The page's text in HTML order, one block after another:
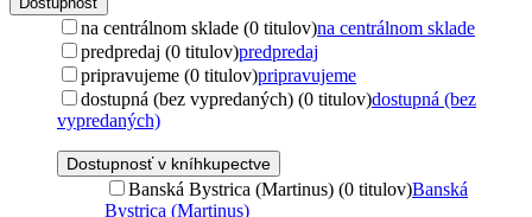
na centrálnom sklade (0 titulov)na centrálnom sklade
predpredaj (0 titulov)predpredaj
pripravujeme (0 titulov)pripravujeme
dostupná (bez vypredaných) (0 titulov)dostupná (bez
vypredaných)
Dostupnosť v kníhkupectve
Banská Bystrica (Martinus) (0 titulov)Banská
Bystrica (Martinus)